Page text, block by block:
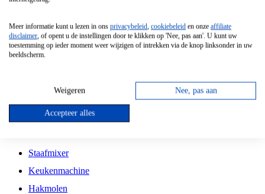
Vrijstaande Magnetron
Vrijstaande Kookplaat
Inbouw Gaskookplaat
Inbouw Keramische Kookplaat
Kookplaat Accessoires
Staafmixer
Keukenmachine
Hakmolen
Meer informatie kunt u lezen in ons privacybeleid, cookiebeleid en onze affiliate
disclaimer, of opent u de instellingen door te klikken op 'Nee, pas aan'. U kunt uw
toestemming op ieder moment weer wijzigen of intrekken via de knop linksonder in uw
beeldscherm.
Weigeren Nee, pas aan
Accepteer alles